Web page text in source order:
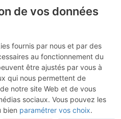
Julian Alps
de vos données
fournis par nous et par des
au fonctionnement du
être ajustés par vous à
qui nous permettent de
notre site Web et de vous
sociaux. Vous pouvez les
bien paramétrer vos choix.